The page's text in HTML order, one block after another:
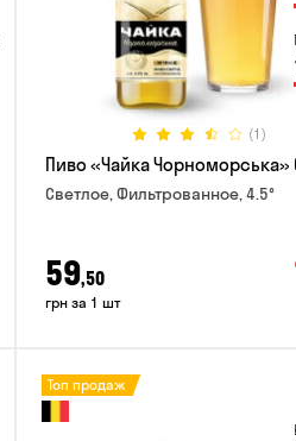
(1)
Пиво «Чайка Чорноморська»
Светлое, Фильтрованное, 4.5°
59,50
грн за 1 шт
Топ продаж